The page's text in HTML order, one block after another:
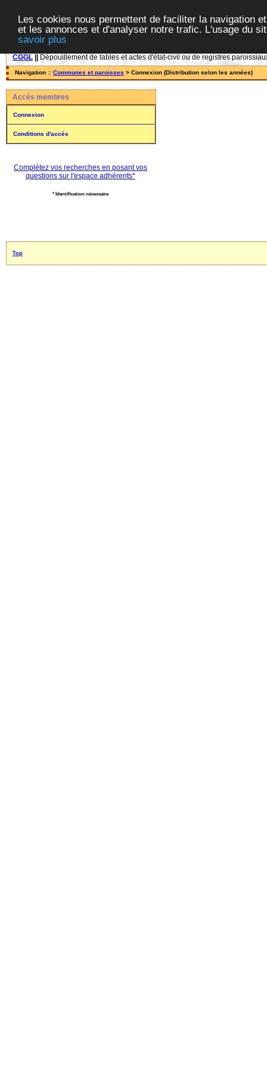
Les cookies nous permettent de faciliter la navigation
et les annonces et d'analyser notre trafic. L'usage du
savoir plus
CGGL Dépouillement de tables et actes d'état-civil ou de registres
Navigation :: Communes et paroisses > Connexion (Distribution selon les années)
Accès membres
Connexion
Conditions d'accès
Complétez vos recherches en posant vos
questions sur l'espace adhérents*
* Identification nécessaire
Top